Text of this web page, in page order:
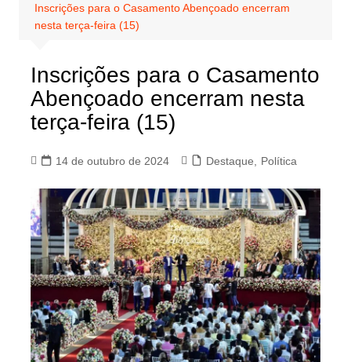
Inscrições para o Casamento Abençoado encerram
nesta terça-feira (15)
Inscrições para o Casamento
Abençoado encerram nesta
terça-feira (15)
14 de outubro de 2024 Destaque Política